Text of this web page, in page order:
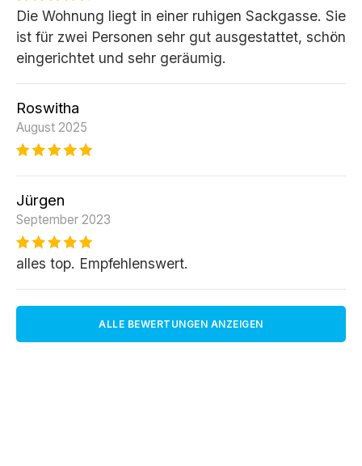
Die Wohnung liegt in einer ruhigen Sackgasse. Sie
ist für zwei Personen sehr gut ausgestattet, schön
eingerichtet und sehr geräumig.
Roswitha
August 2025
Jürgen
September 2023
alles top. Empfehlenswert.
ALLE BEWERTUNGEN ANZEIGEN